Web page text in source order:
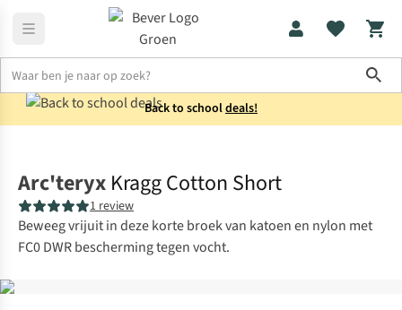
Back to schooldeals!
Arc'teryx Kragg Cotton Short
1 review
Beweeg vrijuit in deze korte broek van katoen en nylon met
FC0 DWR bescherming tegen vocht.